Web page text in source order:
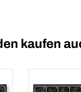
kaufen